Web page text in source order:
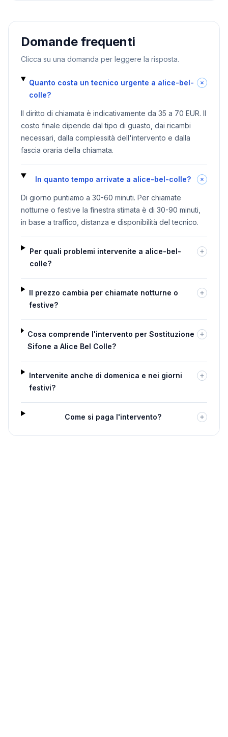
Domande frequenti
Clicca su una domanda per leggere la risposta.
Quanto costa un tecnico urgente a alice-bel-
colle?
Il diritto di chiamata è indicativamente da 35 a 70 EUR. Il
costo finale dipende dal tipo di guasto, dai ricambi
necessari, dalla complessità dell'intervento e dalla
fascia oraria della chiamata.
In quanto tempo arrivate a alice-bel-colle?
Di giorno puntiamo a 30-60 minuti. Per chiamate
notturne o festive la finestra stimata è di 30-90 minuti,
in base a traffico, distanza e disponibilità del tecnico.
Per quali problemi intervenite a alice-bel-
colle?
Il prezzo cambia per chiamate notturne o
festive?
Cosa comprende l'intervento per Sostituzione
Sifone a Alice Bel Colle?
Intervenite anche di domenica e nei giorni
festivi?
Come si paga l'intervento?